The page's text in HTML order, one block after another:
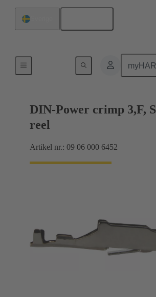
DIN-Power crimp 3,F,
reel
Artikel nr.: 09 06 000 6452